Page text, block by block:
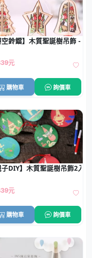
置裝飾燈
空鈴鐺】木質聖誕樹吊飾 - 聖
元
購物車 詢價車
過年立體裝飾品
子DIY】木質聖誕樹吊飾2入-
元
購物車 詢價車